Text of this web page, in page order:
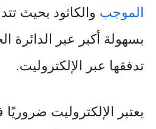
الموجب والكاثود بحيث
بسهولة أكبر عبر الدائرة
تدفقها عبر الإلكتروليت.
يعتبر الإلكتروليت